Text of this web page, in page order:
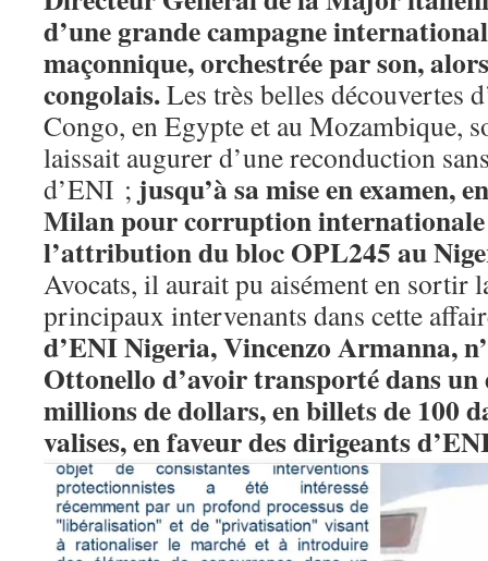
d’une grande campagne
maçonnique, orchestrée par son,
congolais.Les très belles découvertes
Congo, en Egypte et au Mozambique,
laissait augurer d’une reconduction
d’ENI ; jusqu’à sa mise en examen,
Milanpour corruption internationale
l’attribution du bloc OPL245 au
Avocats, il aurait pu aisément en sortir
principaux intervenants dans cette
d’ENI Nigeria, Vincenzo Armanna,
Ottonello d’avoir transporté dans un
millions de dollars, en billets de 100
valises, en faveur des dirigeants